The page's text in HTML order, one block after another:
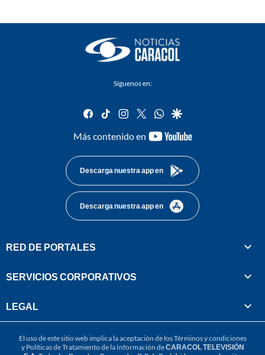
Síguenos en:
facebook
tiktok instagram
twitterwhatsapp
google
Más contenido en
youtube-
Descarga nuestra app en
Descarga nuestra app en
RED DE PORTALES
SERVICIOS CORPORATIVOS
LEGAL
El uso de este sitio web implica la aceptación de losTérminos y condiciones
y Políticas de Tratamiento de la Información deCARACOL TELEVISIÓN